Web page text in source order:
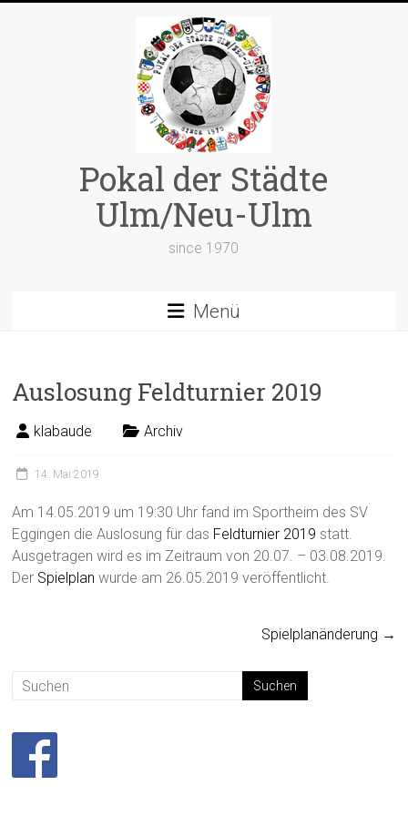
Pokal der Städte
Ulm/Neu-Ulm
since 1970
Menü
Auslosung Feldturnier 2019
klabaude Archiv
14. Mai 2019
Am 14.05.2019 um 19:30 Uhr fand im Sportheim des SV
Eggingen die Auslosung für das Feldturnier 2019 statt.
Ausgetragen wird es im Zeitraum von 20.07. – 03.08.2019.
Der Spielplan wurde am 26.05.2019 veröffentlicht.
Spielplanänderung →